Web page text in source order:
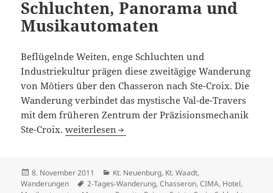
Schluchten, Panorama und
Musikautomaten
Beflügelnde Weiten, enge Schluchten und
Industriekultur prägen diese zweitägige Wanderung
von Môtiers über den Chasseron nach Ste-Croix. Die
Wanderung verbindet das mystische Val-de-Travers
mit dem früheren Zentrum der Präzisionsmechanik
Ste-Croix.Le Chasseron: Dichter, Schluchten, Panorama
weiterlesen
Veröffentlicht
am
8. November 2011 Kategorien
Kt. Neuenburg, Kt. Waadt,
Wanderungen
Schlagwörter
2-Tages-Wanderung,Chasseron,CIMA, Hotel,